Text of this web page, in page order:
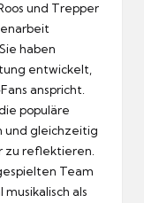
und Trepper
haben
entwickelt,
anspricht.
populäre
und gleichzeitig
zu reflektieren.
Team
als